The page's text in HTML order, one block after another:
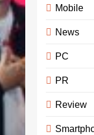
Mobile
News
PC
PR
Review